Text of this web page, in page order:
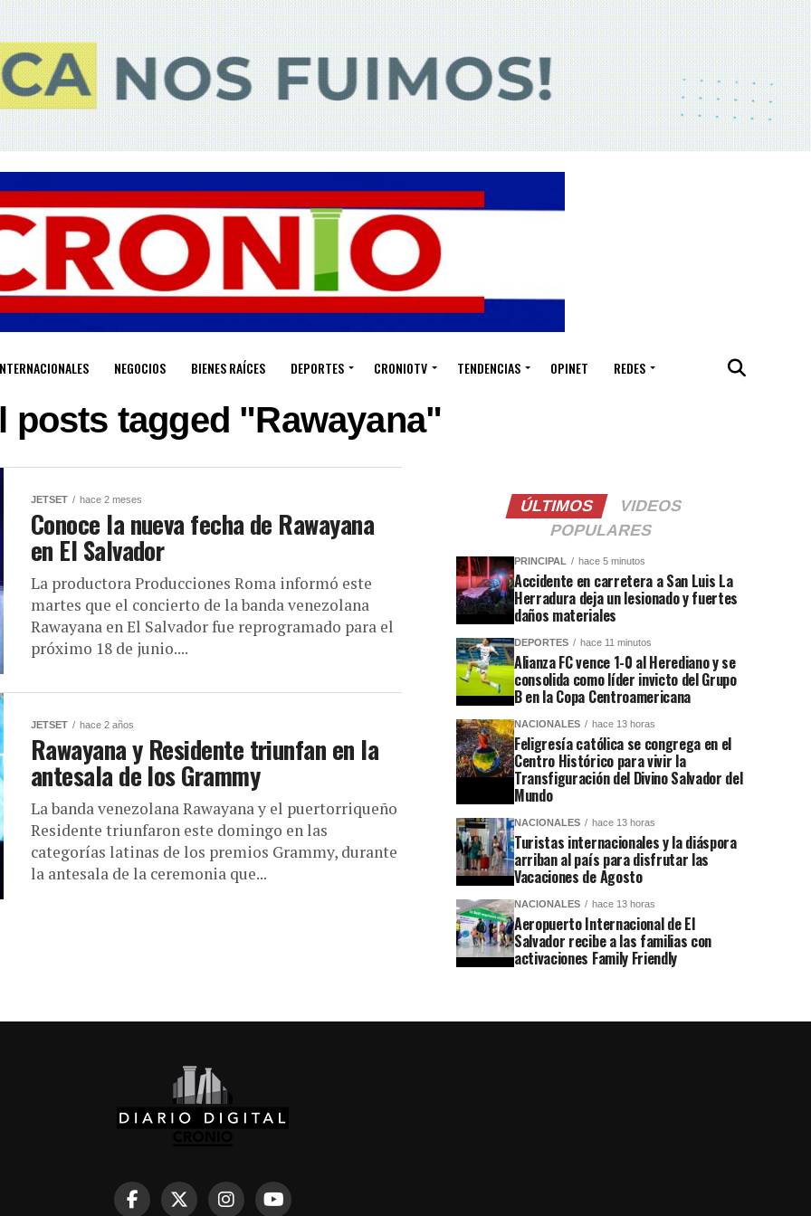
NEGOCIOS BIENES RAÍCES DEPORTES CRONIOTV TENDENCIAS OPINET REDES
posts tagged "Rawayana"
JETSET hace 2 meses
Conoce la nueva fecha de Rawayana
en El Salvador
La productora Producciones Roma informó este
martes que el concierto de la banda venezolana
Rawayana en El Salvador fue reprogramado para el
próximo 18 de junio....
JETSET hace 2 años
Rawayana y Residente triunfan en la
antesala de los Grammy
La banda venezolana Rawayana y el puertorriqueño
Residente triunfaron este domingo en las
categorías latinas de los premios Grammy, durante
la antesala de la ceremonia que...
ÚLTIMOS
VIDEOS
POPULARES
PRINCIPAL hace 5 minutos
Accidente en carretera a San Luis La
Herradura deja un lesionado y fuertes
daños materiales
DEPORTES hace 11 minutos
Alianza FC vence 1-0 al Herediano y se
consolida como líder invicto del Grupo
B en la Copa Centroamericana
NACIONALES hace 13 horas
Feligresía católica se congrega en el
Centro Histórico para vivir la
Transfiguración del Divino Salvador del
Mundo
NACIONALES hace 13 horas
Turistas internacionales y la diáspora
arriban al país para disfrutar las
Vacaciones de Agosto
NACIONALES hace 13 horas
Aeropuerto Internacional de El
Salvador recibe a las familias con
activaciones Family Friendly